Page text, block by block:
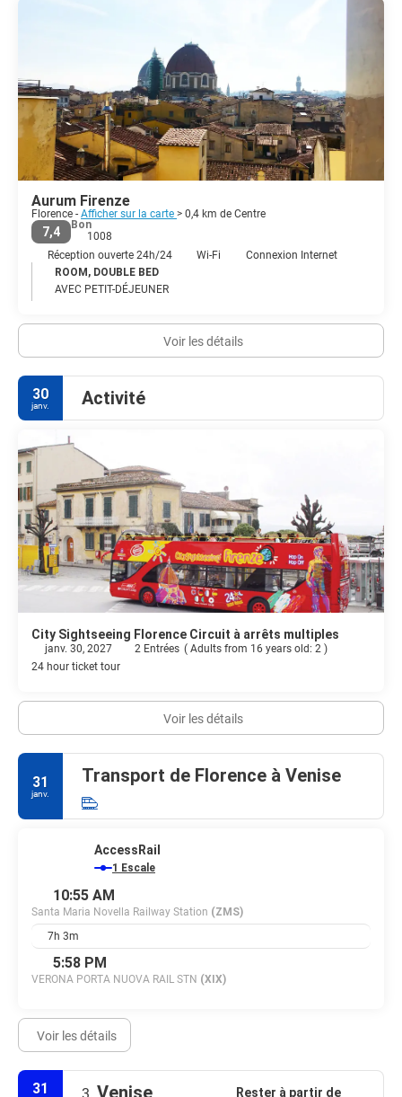
survécu aux attaques de la Seconde Guerre mondiale. Se tenir au
bord du fleuve la nuit, lorsque la ville est illuminée par une myriade
de lumières scintillantes, est inoubliable. Mais il reste plus de
l'héritage incomparable de Florence que de la pierre et de la
peinture. L'esprit indomptable de la ville a également survécu aux
siècles, assurant à la vie florentine aujourd'hui sa vivacité et sa
sophistication.
Aurum Firenze
Florence - Afficher sur la carte > 0,4 km de Centre
7,4
Bon
1008
Réception ouverte 24h/24
Wi-Fi
Connexion Internet
ROOM, DOUBLE BED
AVEC PETIT-DÉJEUNER
Voir les détails
30
janv. Activité
City Sightseeing Florence Circuit à arrêts multiples
janv. 30, 2027 2 Entrées ( Adults from 16 years old: 2 )
24 hour ticket tour
Voir les détails
31
janv.
Transport de Florence à Venise
AccessRail
1 Escale
10:55 AM
Santa Maria Novella Railway Station (ZMS)
7h 3m
5:58 PM
VERONA PORTA NUOVA RAIL STN (XIX)
Voir les détails
31 Rester à partir de